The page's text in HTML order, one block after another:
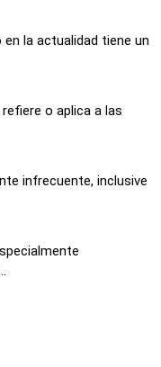
la actualidad tiene un
o aplica a las
infrecuente, inclusive